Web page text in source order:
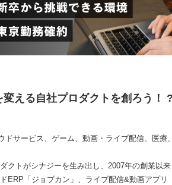
変える自社プロダクトを創ろう！
ドサービス、ゲーム、動画・ライブ配信、医療
クトがシナジーを生み出し、2007年の創業以来
ERP「ジョブカン」、ライブ配信&動画アプリ